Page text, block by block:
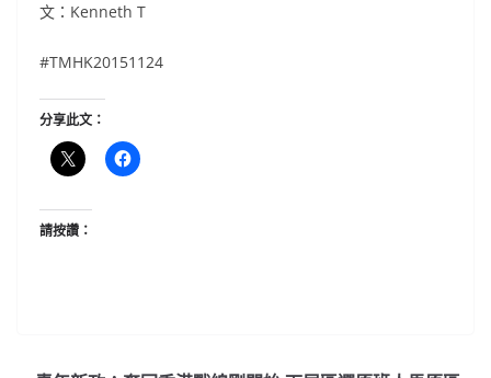
文：Kenneth T
#TMHK20151124
分享此文：
請按讚：